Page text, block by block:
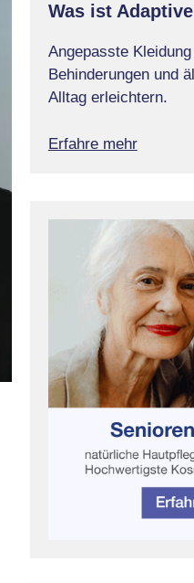
Was ist
Angepasste
Behinderungen und
Alltag erleichtern.
Erfahre mehr